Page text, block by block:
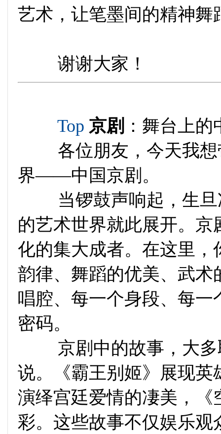
艺术，让笔墨间的精神舞
谢谢大家！
Top 京剧 ：舞台上的
各位朋友，今天我想
界——中国京剧。
当锣鼓声响起，生旦
的艺术世界就此展开。
化的集大成者。在这里
韵律、舞蹈的优美、武
唱腔、每一个身段、每
密码。
京剧中的故事，大多
说。《霸王别姬》展现
演绎宫廷爱情的凄美，
彩。这些故事不仅娱乐